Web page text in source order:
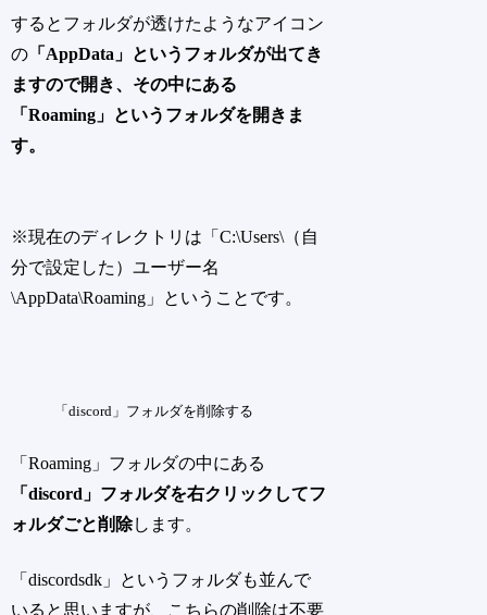
するとフォルダが透けたようなアイコン
の 「AppData」というフォルダが出てき
ますので開き、その中にある
「Roaming」というフォルダを開きま
す。
※現在のディレクトリは「C:\Users\（自
分で設定した）ユーザー名
\AppData\Roaming」ということです。
「discord」フォルダを削除する
「Roaming」フォルダの中にある
「discord」フォルダを右クリックしてフ
ォルダごと削除します。
「discordsdk」というフォルダも並んで
いると思いますが、こちらの削除は不要